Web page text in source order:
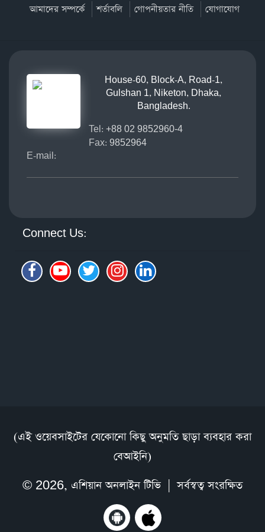
আমাদের সম্পর্কে শর্তাবলি গোপনীয়তার নীতি যোগাযোগ
House-60, Block-A, Road-1,
Gulshan 1, Niketon, Dhaka,
Bangladesh.
Tel: +88 02 9852960-4
Fax: 9852964
E-mail:
Connect Us:
(এই ওয়েবসাইটের যেকোনো কিছু অনুমতি ছাড়া ব্যবহার করা
বেআইনি)
© 2026, এশিয়ান অনলাইন টিভি| সর্বস্বত্ব সংরক্ষিত